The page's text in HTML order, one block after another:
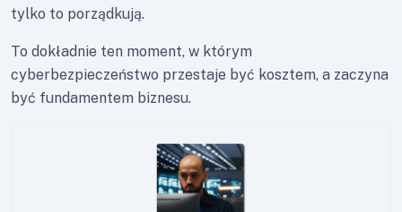
tylko to porządkują.
To dokładnie ten moment, w którym
cyberbezpieczeństwo przestaje być kosztem, a zaczyna
być fundamentem biznesu.